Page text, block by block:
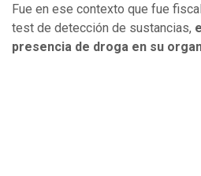
Fue en ese contexto que fue
test de detección de sustancias,
presencia de droga en su